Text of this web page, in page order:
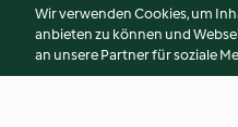
Wir verwenden Cookies, um
anbieten zu können und
an unsere Partner für soziale